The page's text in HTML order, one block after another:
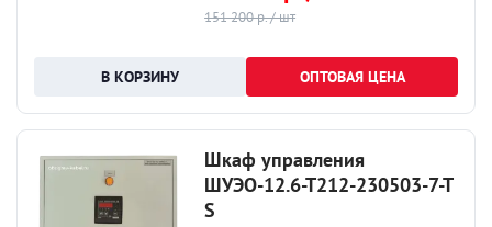
151 200 р. / шт
ОПТОВАЯ ЦЕНА
Шкаф управления
ШУЭО-12.6-Т212-230503-7-Т
S